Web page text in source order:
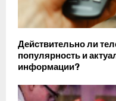
Действительно ли
популярность и
информации?